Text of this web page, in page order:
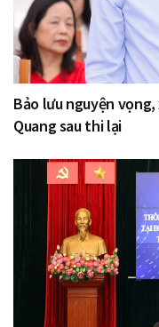
Bảo lưu nguyện
Quang sau thi lại